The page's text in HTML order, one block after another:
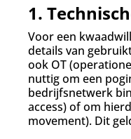
1.
Voor een
details van
ook OT
nuttig om een
bedrijfsnetwerk
access) of om
movement). Dit